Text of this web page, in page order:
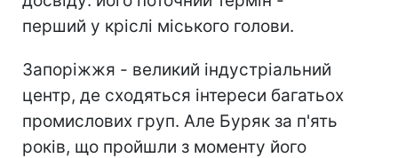
перший у кріслі міського голови.
Запоріжжя - великий індустріальний
центр, де сходяться інтереси багатьох
промислових груп. Але Буряк за п'ять
років, що пройшли з моменту його